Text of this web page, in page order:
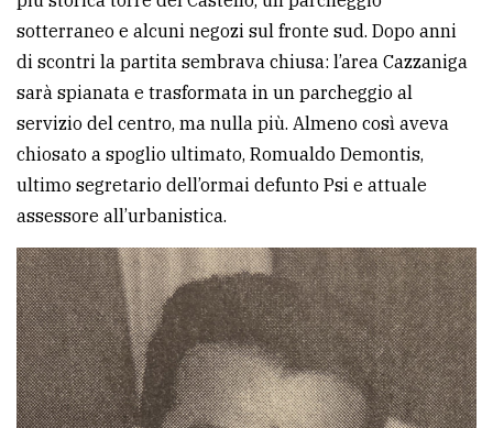
LE
ALTRE
TESTATE
PRIVACY
Privacy
policy
Cookie
sotterraneo e alcuni negozi sul fronte sud. Dopo anni
di scontri la partita sembrava chiusa: l’area Cazzaniga
sarà spianata e trasformata in un parcheggio al
servizio del centro, ma nulla più. Almeno così aveva
chiosato a spoglio ultimato, Romualdo Demontis,
ultimo segretario dell’ormai defunto Psi e attuale
assessore all’urbanistica.